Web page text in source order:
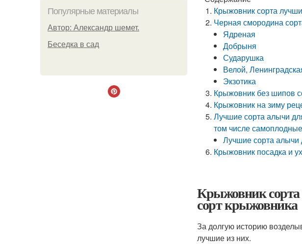
Популярные материалы
Автор: Александр шемет.
Беседка в сад
Крыжовник сорта
Черная смородина
Ядреная
Добрыня
Сударушка
Велой,
Экзотика
Крыжовник без шипов
Крыжовник на зиму
Лучшие сорта алычи
том числе
Лучшие сорта алычи
Крыжовник посадка и
Крыжовник
сорт крыжовника
За долгую историю
лучшие из них.